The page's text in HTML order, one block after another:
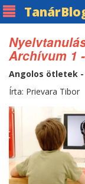
Tanár
Archívum 1
Angolos ötletek -
Írta: Prievara Tibor